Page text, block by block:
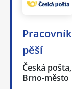
pěší
Česká
Brno-město